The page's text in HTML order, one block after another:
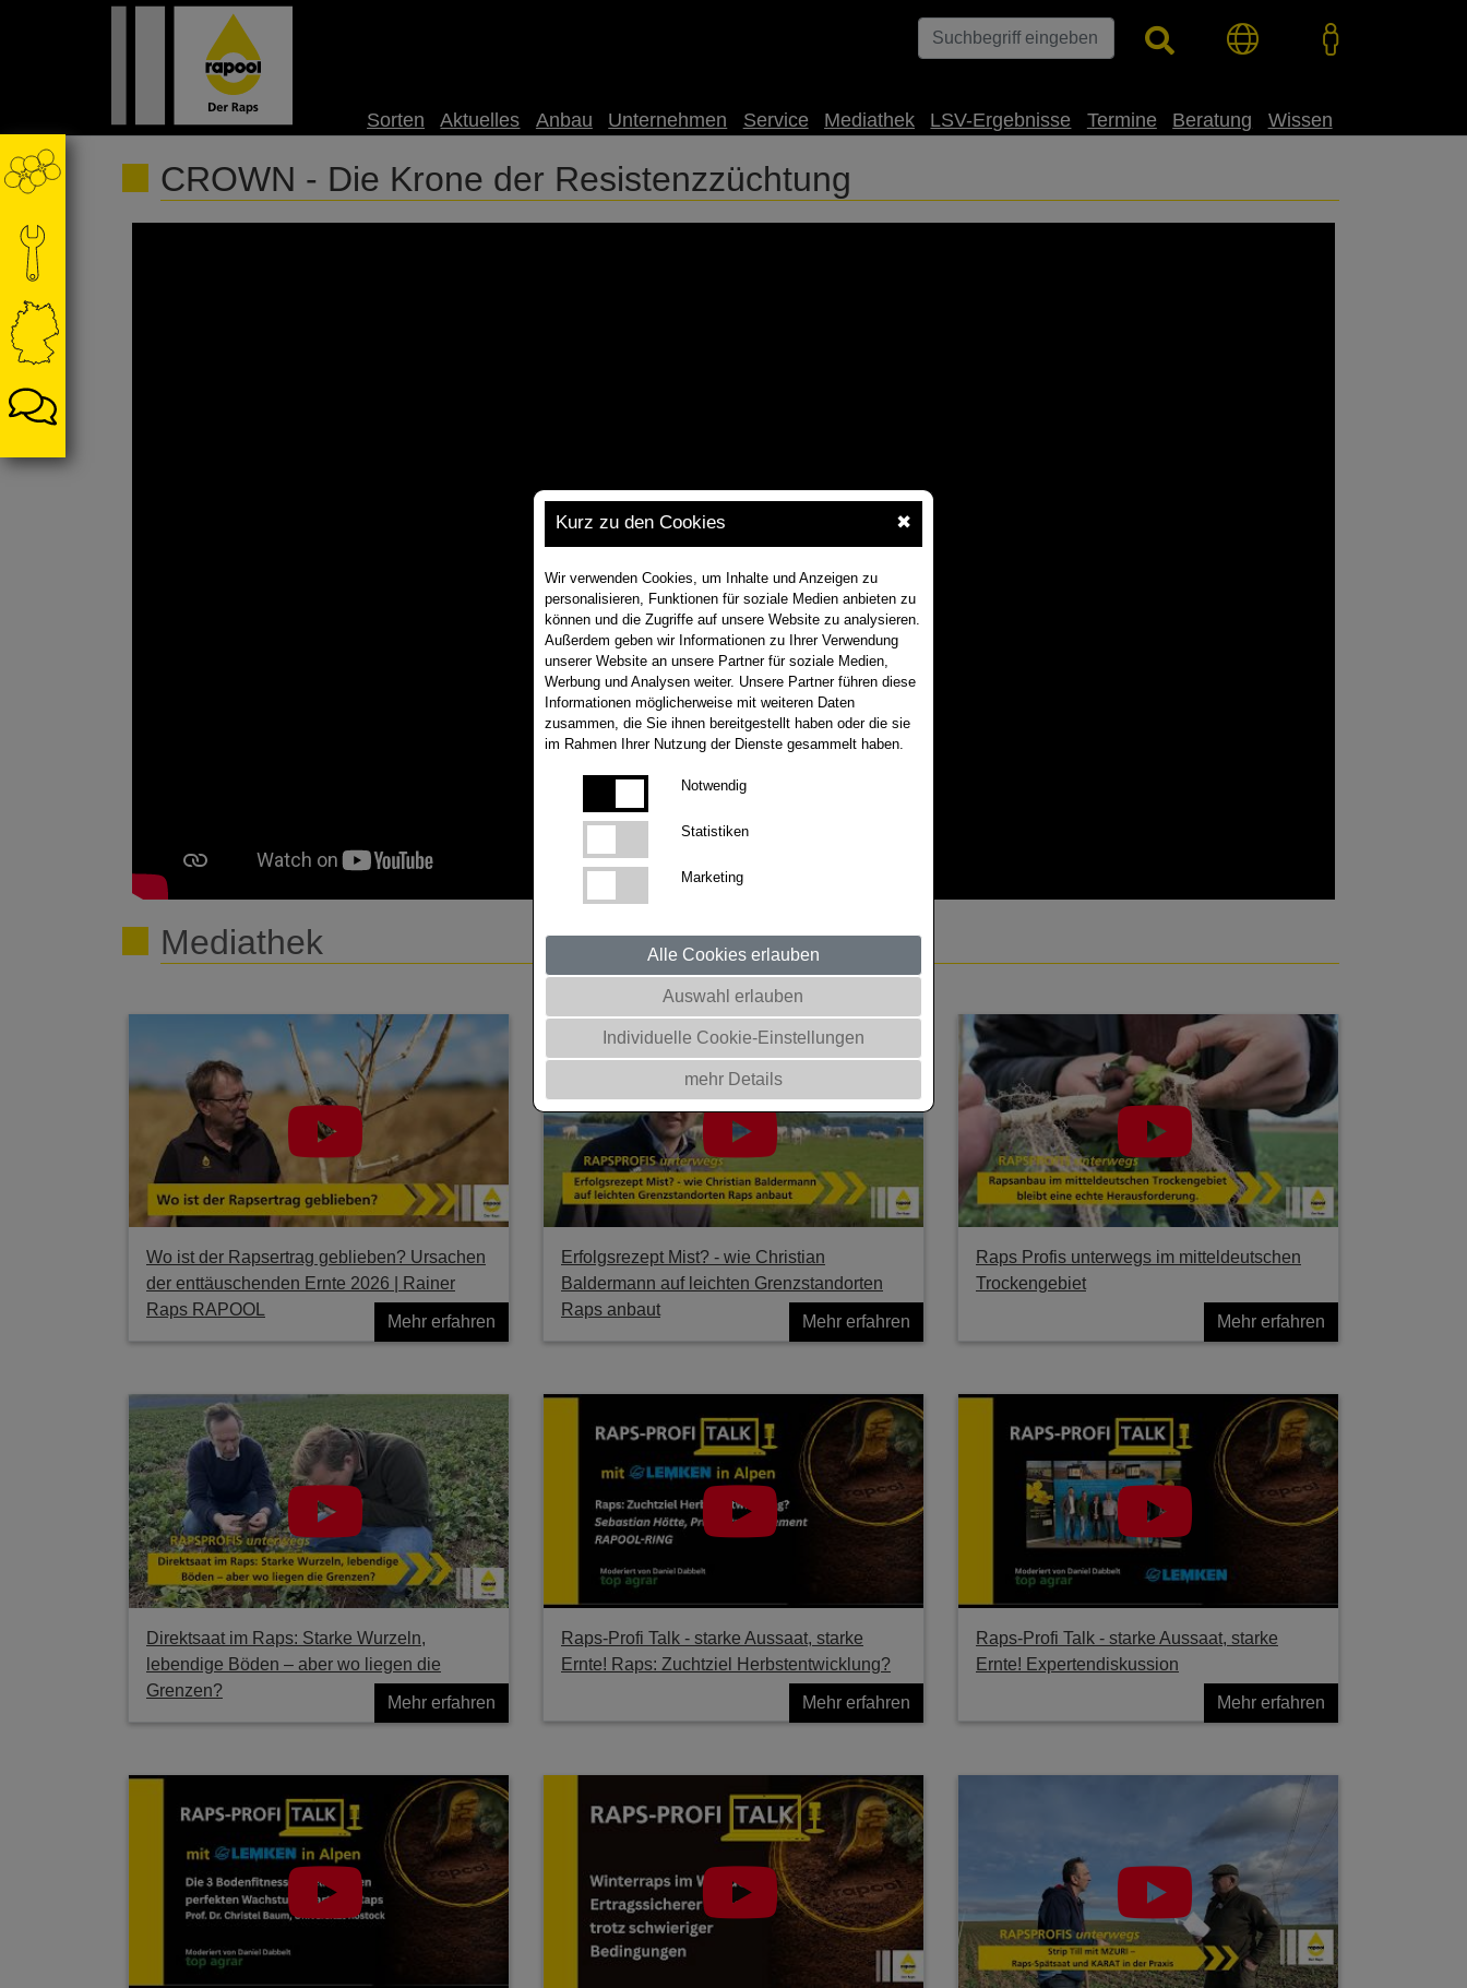
Kurz zu den Cookies ✖
Wir verwenden Cookies, um Inhalte und Anzeigen zu
personalisieren, Funktionen für soziale Medien anbieten zu
können und die Zugriffe auf unsere Website zu analysieren.
Außerdem geben wir Informationen zu Ihrer Verwendung
unserer Website an unsere Partner für soziale Medien,
Werbung und Analysen weiter. Unsere Partner führen diese
Informationen möglicherweise mit weiteren Daten
zusammen, die Sie ihnen bereitgestellt haben oder die sie
im Rahmen Ihrer Nutzung der Dienste gesammelt haben.
Notwendig
Statistiken
Marketing
Alle Cookies erlauben
Auswahl erlauben
Individuelle Cookie-Einstellungen
mehr Details
Sorten Aktuelles Anbau Unternehmen Service Mediathek LSV-Ergebnisse Termine Beratung Wissen
CROWN - Die Krone der Resistenzzüchtung
Mediathek
Wo ist der Rapsertrag geblieben? Ursachen
der enttäuschenden Ernte 2026 | Rainer
Raps RAPOOL
Mehr erfahren
Erfolgsrezept Mist? - wie Christian
Baldermann auf leichten Grenzstandorten
Raps anbaut
Mehr erfahren
Raps Profis unterwegs im mitteldeutschen
Trockengebiet
Mehr erfahren
Direktsaat im Raps: Starke Wurzeln,
lebendige Böden – aber wo liegen die
Grenzen?
Mehr erfahren
Raps-Profi Talk - starke Aussaat, starke
Ernte! Raps: Zuchtziel Herbstentwicklung?
Mehr erfahren
Raps-Profi Talk - starke Aussaat, starke
Ernte! Expertendiskussion
Mehr erfahren